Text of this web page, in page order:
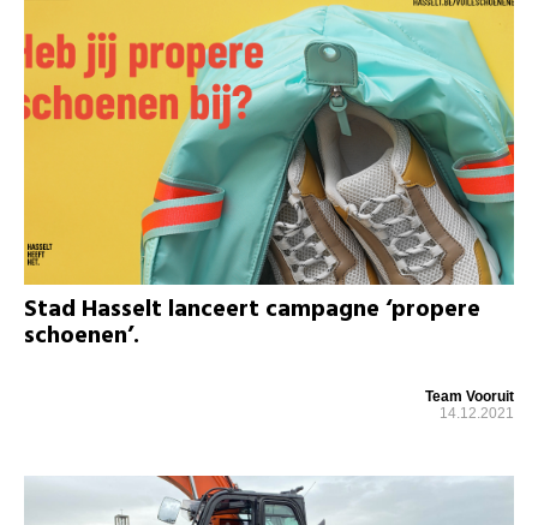
Stad Hasselt lanceert campagne ‘propere
schoenen’.
Team Vooruit
14.12.2021